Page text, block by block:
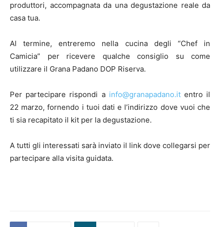
produttori, accompagnata da una degustazione reale da
casa tua.
Al termine, entreremo nella cucina degli “Chef in
Camicia” per ricevere qualche consiglio su come
utilizzare il Grana Padano DOP Riserva.
Per partecipare rispondi a info@granapadano.itentro il
22 marzo, fornendo i tuoi dati e l’indirizzo dove vuoi che
ti sia recapitato il kit per la degustazione.
A tutti gli interessati sarà inviato il link dove collegarsi per
partecipare alla visita guidata.